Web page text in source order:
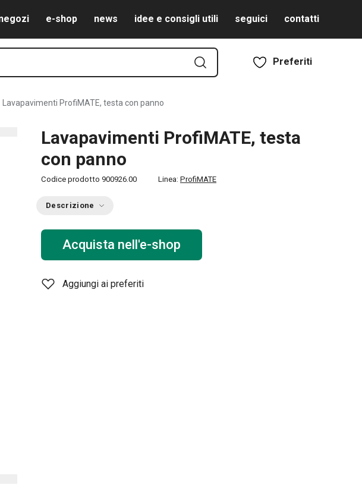
e-shop news idee e consigli utili seguici contatti
Preferiti
Lavapavimenti ProfiMATE, testa con panno
Lavapavimenti ProfiMATE, testa
con panno
Codice prodotto 900926.00 Linea: ProfiMATE
Descrizione
Acquista nell'e-shop
Aggiungi ai preferiti